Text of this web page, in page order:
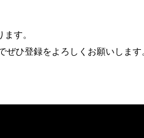
す。
ひ登録をよろしくお願いします